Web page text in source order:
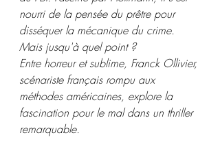
nourri de la pensée du prêtre pour
disséquer la mécanique du crime.
Mais jusqu'à quel point ?
Entre horreur et sublime, Franck Ollivier,
scénariste français rompu aux
méthodes américaines, explore la
fascination pour le mal dans un thriller
remarquable.